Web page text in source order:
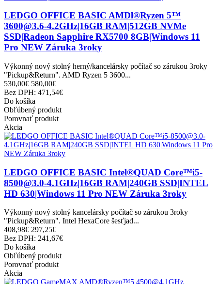
LEDGO OFFICE BASIC AMDl®Ryzen 5™
3600@3.6-4.2GHz|16GB RAM|512GB NVMe
SSD|Radeon Sapphire RX5700 8GB|Windows 11
Pro NEW Záruka 3roky
Výkonný nový stolný herný/kancelársky počítač so zárukou 3roky
"Pickup&Return". AMD Ryzen 5 3600...
530,00€ 580,00€
Bez DPH: 471,54€
Do košíka
Obľúbený produkt
Porovnať produkt
Akcia
LEDGO OFFICE BASIC Intel®QUAD Core™i5-
8500@3.0-4.1GHz|16GB RAM|240GB SSD|INTEL
HD 630|Windows 11 Pro NEW Záruka 3roky
Výkonný nový stolný kancelársky počítač so zárukou 3roky
"Pickup&Return". Intel HexaCore šesťjad...
408,98€ 297,25€
Bez DPH: 241,67€
Do košíka
Obľúbený produkt
Porovnať produkt
Akcia